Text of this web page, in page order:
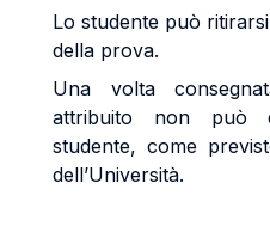
Lo studente può
della prova.
Una volta
attribuito non può
studente, come
dell’Università.